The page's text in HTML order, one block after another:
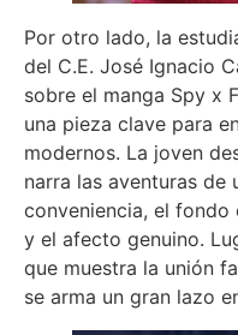
Por otro lado, la
del C.E. José Ignacio
sobre el manga Spy x
una pieza clave para
modernos. La joven
narra las aventuras de
conveniencia, el
y el afecto genuino.
que muestra la unión
se arma un gran lazo